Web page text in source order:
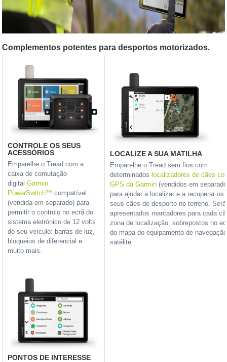
Complementos potentes para desportos motorizados.
CONTROLE OS SEUS
ACESSÓRIOS
Emparelhe o Tread com a
caixa de comutação
digitalGarmin
PowerSwitch™ compatível
(vendida em separado) para
permitir o controlo no ecrã do
sistema eletrónico de 12 volts
do seu veículo: barras de luz,
bloqueios de diferencial e
muito mais.
LOCALIZE A SUA MATILHA
Emparelhe o Tread sem fios com
determinados localizadores de cães
GPS da Garmin (vendidos em
para ajudar a localizar e a recuperar os
seus cães de desporto no terreno.
apresentados marcadores para cada
zona de localização, sobrepostos no
do mapa do equipamento de
satélite.
PONTOS DE INTERESSE